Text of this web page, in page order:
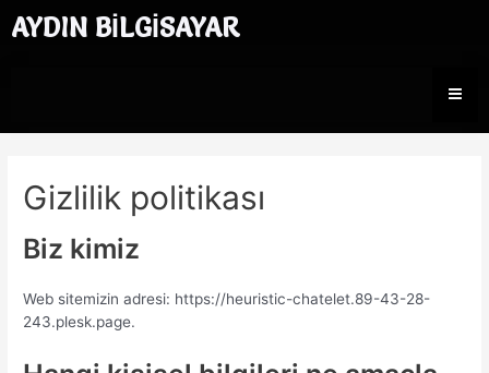
atlaAYDIN BİLGİSAYAR
Gizlilik politikası
Biz kimiz
Web sitemizin adresi: https://heuristic-chatelet.89-43-28-
243.plesk.page.